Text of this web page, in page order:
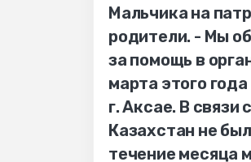
Мальчика на
родители. - Мы
за помощь в
марта этого
г. Аксае. В
Казахстан не
течение месяца